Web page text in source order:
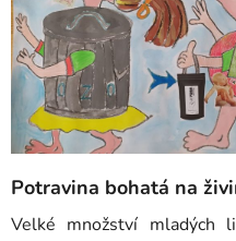
Potravina bohatá na
Velké množství mladých